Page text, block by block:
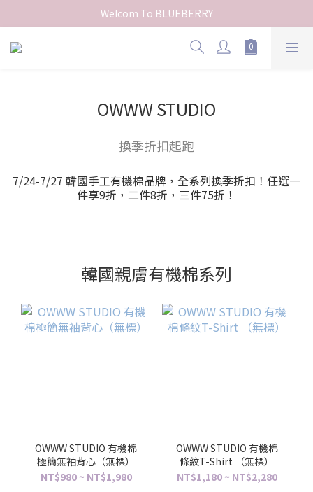
Welcom To BLUEBERRY
OWWW STUDIO
換季折扣起跑
7/24-7/27 韓國手工有機棉品牌，全系列換季折扣！任選一
件享9折，二件8折，三件75折！
韓國親膚有機棉系列
OWWW STUDIO 有機棉
極簡無袖背心（無標）
NT$980 ~ NT$1,980
OWWW STUDIO 有機棉
條紋T-Shirt （無標）
NT$1,180 ~ NT$2,280